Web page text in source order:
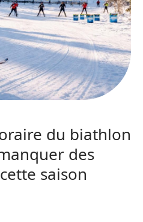
du biathlon
des
saison